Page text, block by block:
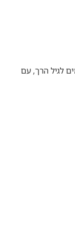
לגיל הרך, עם